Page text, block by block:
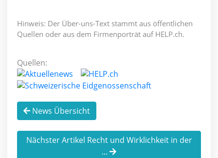
Hinweis: Der Über-uns-Text stammt aus öffentlichen
Quellen oder aus dem Firmenporträt auf HELP.ch.
Quellen:
News Übersicht
Nächster Artikel Recht und Wirklichkeit in der
...